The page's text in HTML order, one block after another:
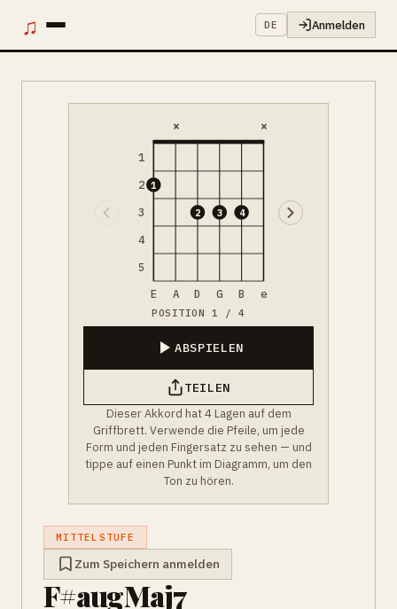
♫ DE Anmelden
1
2
3
4
5
× ×
1
2 3 4
E A D G B e
POSITION 1 / 4
ABSPIELEN
TEILEN
Dieser Akkord hat 4 Lagen auf dem
Griffbrett. Verwende die Pfeile, um jede
Form und jeden Fingersatz zu sehen — und
tippe auf einen Punkt im Diagramm, um den
Ton zu hören.
MITTELSTUFE
Zum Speichern anmelden
F#augMaj7